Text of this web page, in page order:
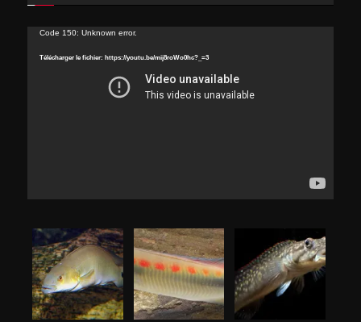
Lecteur
Code 150: Unknown error.
Télécharger le fichier: https://youtu.be/mij8roWo0hc?_=3